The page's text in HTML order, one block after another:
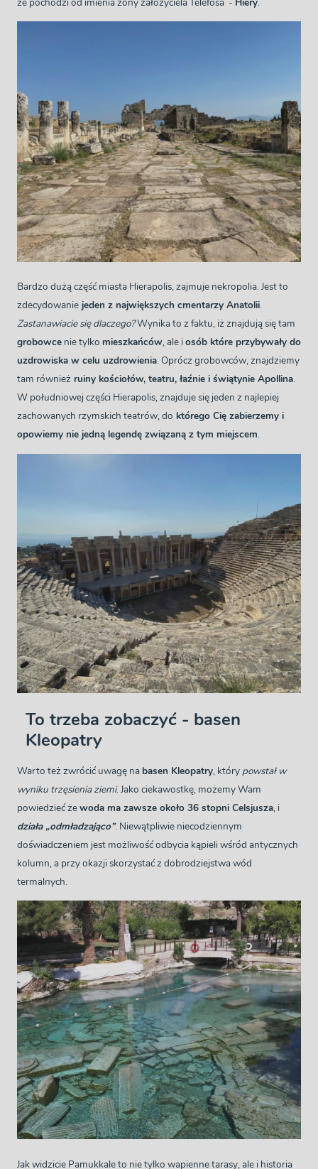
Bardzo dużą część miasta Hierapolis, zajmuje nekropolia. Jest to
zdecydowanie jeden z największych cmentarzy Anatolii.
Zastanawiacie się dlaczego?Wynika to z faktu, iż znajdują się tam
grobowce nie tylko mieszkańców, ale iosób które przybywały do
uzdrowiska w celu uzdrowienia. Oprócz grobowców, znajdziemy
tam również ruiny kościołów, teatru, łaźnie i świątynie Apollina.
W południowej części Hierapolis, znajduje się jeden z najlepiej
zachowanych rzymskich teatrów, do którego Cię zabierzemy i
opowiemy nie jedną legendę związaną z tym miejscem.
To trzeba zobaczyć - basen
Kleopatry
Warto też zwrócić uwagę nabasen Kleopatry, który powstał w
wyniku trzęsienia ziemi. Jako ciekawostkę, możemy Wam
powiedzieć żewoda ma zawsze około 36 stopni Celsjusza, i
działa „odmładzająco”. Niewątpliwie niecodziennym
doświadczeniem jest możliwość odbycia kąpieli wśród antycznych
kolumn, a przy okazji skorzystać z dobrodziejstwa wód
termalnych.
Jak widzicie Pamukkale to nie tylko wapienne tarasy, ale i historia